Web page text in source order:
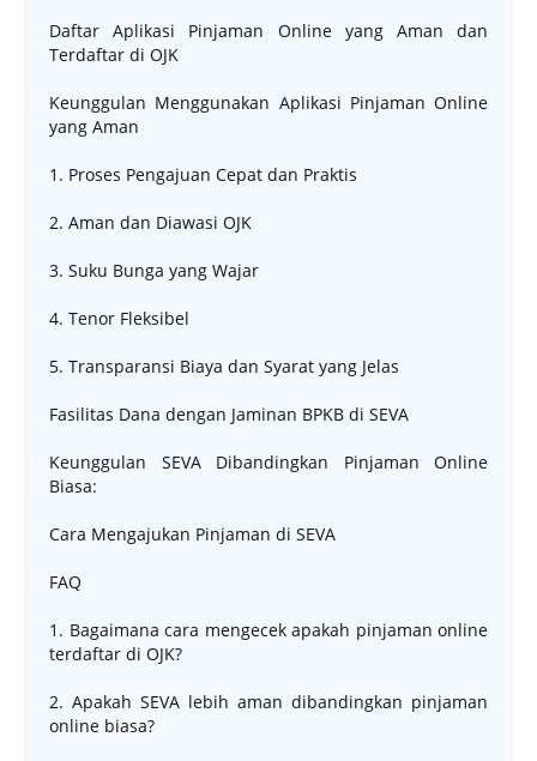
Daftar Aplikasi Pinjaman Online yang Aman dan
Terdaftar di OJK
Keunggulan Menggunakan Aplikasi Pinjaman Online
yang Aman
1. Proses Pengajuan Cepat dan Praktis
2. Aman dan Diawasi OJK
3. Suku Bunga yang Wajar
4. Tenor Fleksibel
5. Transparansi Biaya dan Syarat yang Jelas
Fasilitas Dana dengan Jaminan BPKB di SEVA
Keunggulan SEVA Dibandingkan Pinjaman Online
Biasa:
Cara Mengajukan Pinjaman di SEVA
FAQ
1. Bagaimana cara mengecek apakah pinjaman online
terdaftar di OJK?
2. Apakah SEVA lebih aman dibandingkan pinjaman
online biasa?